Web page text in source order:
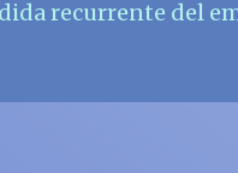
recurrente del